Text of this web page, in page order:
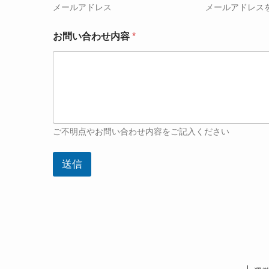
メールアドレス メールアドレス
お問い合わせ内容 *
ご不明点やお問い合わせ内容をご記入ください
送信